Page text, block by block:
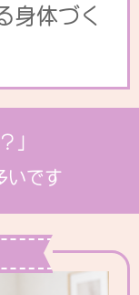
身体づく
」
いです